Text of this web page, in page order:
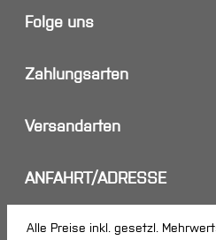
Folge uns
Zahlungsarten
Versandarten
ANFAHRT/ADRESSE
Alle Preise inkl. gesetzl.